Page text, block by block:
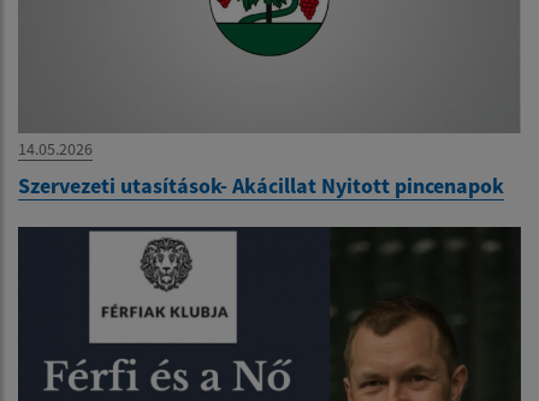
14.05.2026
Szervezeti utasítások- Akácillat Nyitott pincenapok